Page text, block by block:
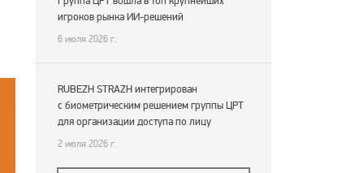
игроков рынка ИИ-решений
6 июля 2026 г.
RUBEZH STRAZH интегрирован
с биометрическим решением группы ЦРТ
для организации доступа по лицу
2 июля 2026 г.